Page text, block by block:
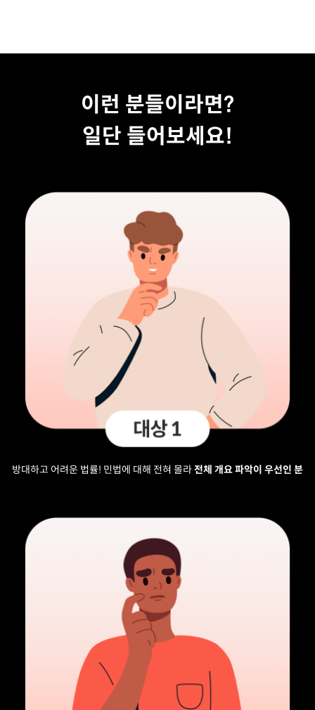
이런 분들이라면?
일단 들어보세요!
방대하고 어려운 법률! 민법에 대해 전혀 몰라전체 개요 파악이 우선인 분